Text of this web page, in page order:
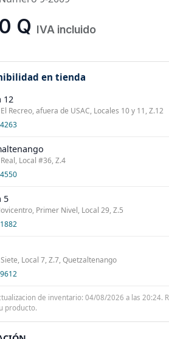
Q IVA incluido
en tienda
12
Recreo, afuera de USAC, Locales 10 y 11, Z.12
Local #36, Z.4
5
Primer Nivel, Local 29, Z.5
Local 7, Z.7, Quetzaltenango
de inventario: 04/08/2026 a las 20:24.
producto.